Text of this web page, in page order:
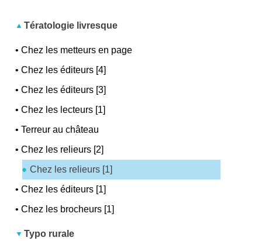
Tératologie livresque
•Chez les metteurs en page
•Chez les éditeurs [4]
•Chez les éditeurs [3]
•Chez les lecteurs [1]
•Terreur au château
•Chez les relieurs [2]
Chez les relieurs [1]
•Chez les éditeurs [1]
•Chez les brocheurs [1]
Typo rurale